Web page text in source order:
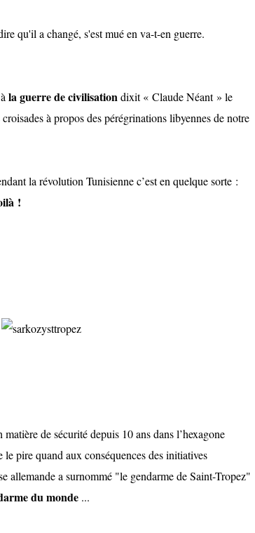
qu'il a changé, s'est mué en va-t-en guerre.
la guerre de civilisationdixit « Claude Néant » le
à propos des pérégrinations libyennes de notre
la révolution Tunisienne c’est en quelque sorte :
!
de sécurité depuis 10 ans dans l’hexagone
pire quand aux conséquences des initiatives
allemande a surnommé "le gendarme de Saint-Tropez"
du monde ...